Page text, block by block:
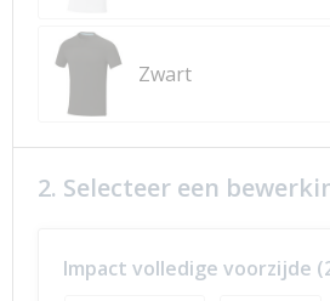
Zwart
2. Selecteer een
Impact volledige voorzijde